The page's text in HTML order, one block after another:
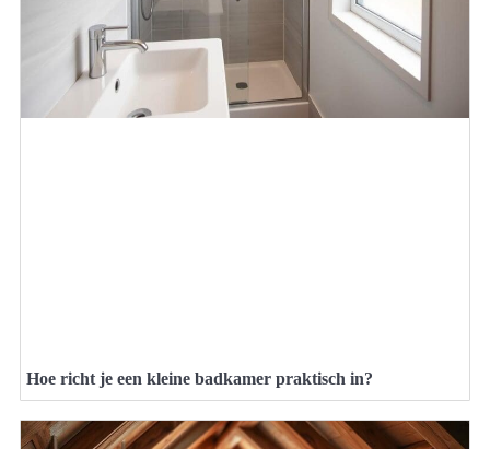
Hoe richt je een kleine badkamer praktisch in?